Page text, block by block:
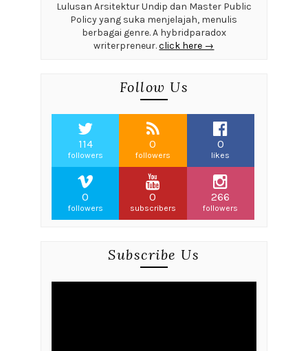
Lulusan Arsitektur Undip dan Master Public
Policy yang suka menjelajah, menulis
berbagai genre. A hybridparadox
writerpreneur.click here →
Follow Us
114
followers
0
followers
0
likes
0
followers
0
subscribers
266
followers
Subscribe Us